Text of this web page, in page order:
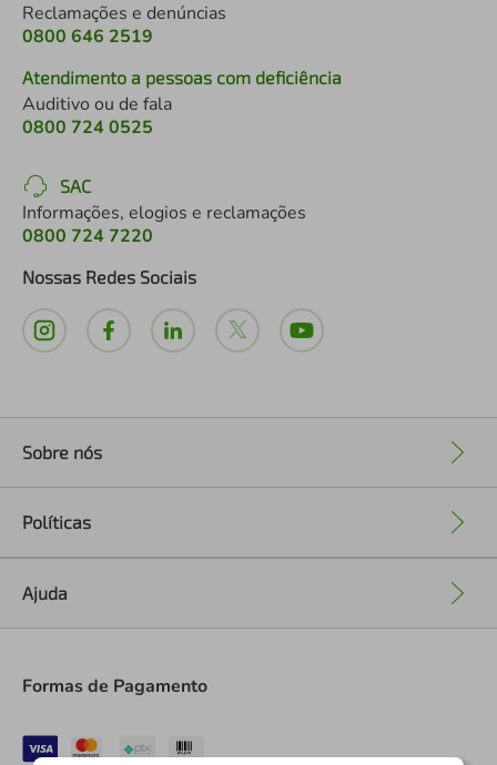
Reclamações e denúncias
0800 646 2519
Atendimento a pessoas com deficiência
Auditivo ou de fala
0800 724 0525
SAC
Informações, elogios e reclamações
0800 724 7220
Nossas Redes Sociais
Sobre nós
Políticas
Ajuda
Formas de Pagamento